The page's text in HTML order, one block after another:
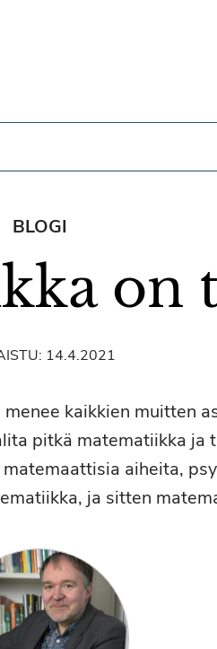
BLOGI
on
14.4.2021
kaikkien muitten
pitkä matematiikka ja
aiheita,
ja sitten